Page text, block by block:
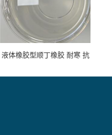
液体橡胶型顺丁橡胶 耐寒 抗